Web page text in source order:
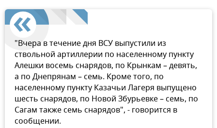
"Вчера в течение дня ВСУ выпустили из
ствольной артиллерии по населенному пункту
Алешки восемь снарядов, по Крынкам – девять,
а по Днепрянам – семь. Кроме того, по
населенному пункту Казачьи Лагеря выпущено
шесть снарядов, по Новой Збурьевке – семь, по
Сагам также семь снарядов", - говорится в
сообщении.